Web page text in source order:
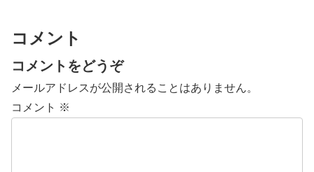
コメント
コメントをどうぞ
メールアドレスが公開されることはありません。
コメント ※